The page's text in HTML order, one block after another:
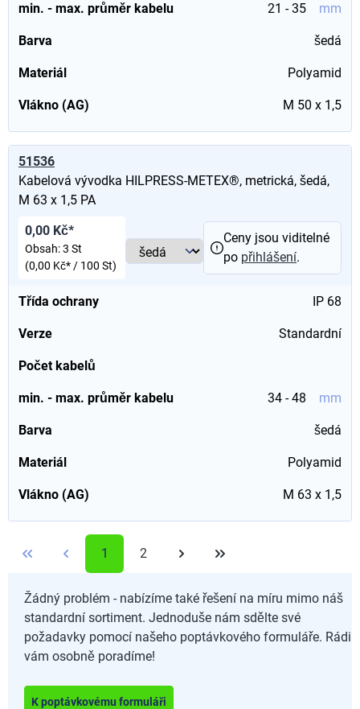
min. - max. průměr kabelu 21 - 35 mm
Barva šedá
Materiál Polyamid
Vlákno (AG) M 50 x 1,5
51536
Kabelová vývodka HILPRESS-METEX®, metrická, šedá,
M 63 x 1,5 PA
Třída ochrany IP 68
Verze Standardní
Počet kabelů
min. - max. průměr kabelu 34 - 48 mm
Barva šedá
Materiál Polyamid
Vlákno (AG) M 63 x 1,5
0,00 Kč*
Obsah:3 St
(0,00 Kč* / 100 St)
Ceny jsou viditelné
po přihlášení.
1 2
Žádný problém - nabízíme také řešení na míru mimo náš
standardní sortiment. Jednoduše nám sdělte své
požadavky pomocí našeho poptávkového formuláře. Rádi
vám osobně poradíme!
K poptávkovému formuláři